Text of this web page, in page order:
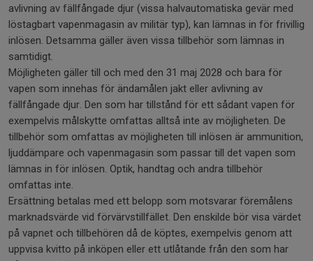
avlivning av fällfångade djur (vissa halvautomatiska gevär med
löstagbart vapenmagasin av militär typ), kan lämnas in för frivillig
inlösen. Detsamma gäller även vissa tillbehör som lämnas in
samtidigt.
Möjligheten gäller till och med den 31 maj 2028 och bara för
vapen som innehas för ändamålen jakt eller avlivning av
fällfångade djur. Den som har tillstånd för ett sådant vapen för
exempelvis målskytte omfattas alltså inte av möjligheten. De
tillbehör som omfattas av möjligheten till inlösen är ammunition,
ljuddämpare och vapenmagasin som passar till det vapen som
lämnas in för inlösen. Optik, handtag och andra tillbehör
omfattas inte.
Ersättning betalas med ett belopp som motsvarar föremålens
marknadsvärde vid förvärvstillfället. Den enskilde bör visa värdet
på vapnet och tillbehören då de köptes, exempelvis genom att
uppvisa kvitto på inköpen eller ett utlåtande från den som har